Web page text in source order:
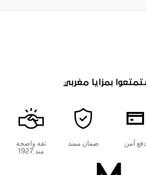
بمزايا مغربي
دفع آمن ضمان ممتد
ثقة واضحة
منذ 1927